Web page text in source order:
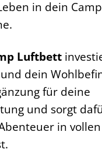
in dein
Luftbett
dein
für deine
und sorgt
in